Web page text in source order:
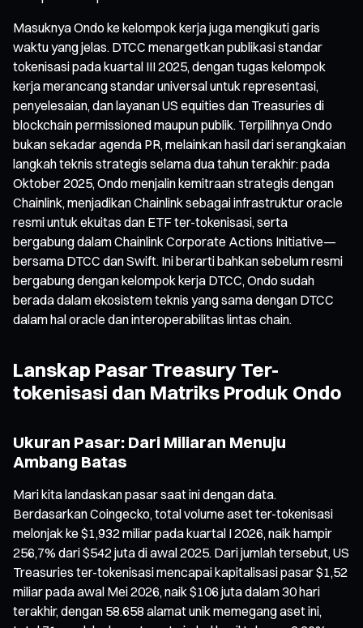
Masuknya Ondo ke kelompok kerja juga mengikuti garis
waktu yang jelas. DTCC menargetkan publikasi standar
tokenisasi pada kuartal III 2025, dengan tugas kelompok
kerja merancang standar universal untuk representasi,
penyelesaian, dan layanan US equities dan Treasuries di
blockchain permissioned maupun publik. Terpilihnya Ondo
bukan sekadar agenda PR, melainkan hasil dari serangkaian
langkah teknis strategis selama dua tahun terakhir: pada
Oktober 2025, Ondo menjalin kemitraan strategis dengan
Chainlink, menjadikan Chainlink sebagai infrastruktur oracle
resmi untuk ekuitas dan ETF ter-tokenisasi, serta
bergabung dalam Chainlink Corporate Actions Initiative—
bersama DTCC dan Swift. Ini berarti bahkan sebelum resmi
bergabung dengan kelompok kerja DTCC, Ondo sudah
berada dalam ekosistem teknis yang sama dengan DTCC
dalam hal oracle dan interoperabilitas lintas chain.
Lanskap Pasar Treasury Ter-
tokenisasi dan Matriks Produk Ondo
Ukuran Pasar: Dari Miliaran Menuju
Ambang Batas
Mari kita landaskan pasar saat ini dengan data.
Berdasarkan Coingecko, total volume aset ter-tokenisasi
melonjak ke $1,932 miliar pada kuartal I 2026, naik hampir
256,7% dari $542 juta di awal 2025. Dari jumlah tersebut, US
Treasuries ter-tokenisasi mencapai kapitalisasi pasar $1,52
miliar pada awal Mei 2026, naik $106 juta dalam 30 hari
terakhir, dengan 58.658 alamat unik memegang aset ini,